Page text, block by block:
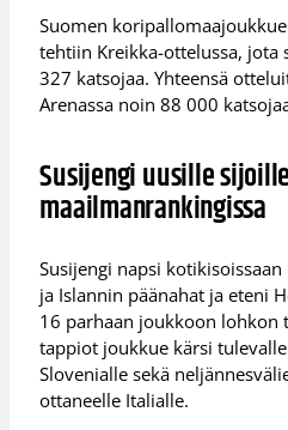
Suomen
tehtiin Kreikka-ottelussa, jota
327 katsojaa. Yhteensä
Arenassa noin 88 000
Susijengi uusille sijoille
maailmanrankingissa
Susijengi napsi
ja Islannin päänahat ja eteni
16 parhaan joukkoon lohkon
tappiot joukkue kärsi
Slovenialle sekä
ottaneelle Italialle.